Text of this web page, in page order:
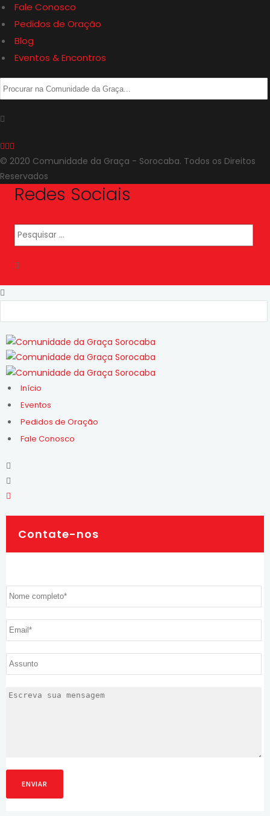
Fale Conosco
Pedidos de Oração
Blog
Eventos & Encontros
© 2020 Comunidade da Graça - Sorocaba. Todos os Direitos
Reservados
Redes Sociais
Início
Eventos
Pedidos de Oração
Fale Conosco
Contate-nos